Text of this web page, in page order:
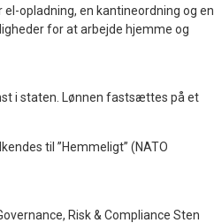
opladning, en kantineordning og en
for at arbejde hjemme og
i staten. Lønnen fastsættes på et
til ”Hemmeligt” (NATO
Risk & Compliance Sten